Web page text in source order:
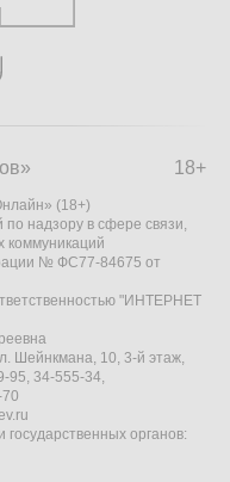
18+
(18+)
надзору в сфере связи,
коммуникаций
№ ФС77-84675 от
"ИНТЕРНЕТ
Шейнкмана, 10, 3-й этаж,
95, 34-555-34,
органов: